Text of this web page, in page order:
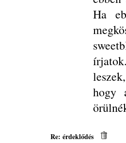
Ha
hogy
Re: érdeklődés